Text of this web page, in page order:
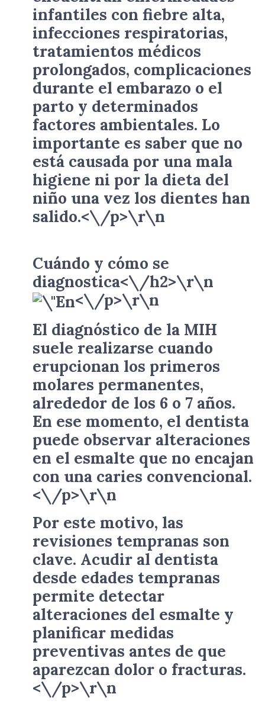
infantiles con fiebre alta,
infecciones respiratorias,
tratamientos médicos
prolongados, complicaciones
durante el embarazo o el
parto y determinados
factores ambientales. Lo
importante es saber que no
está causada por una mala
higiene ni por la dieta del
niño una vez los dientes han
salido.<\/p>\r\n
Cuándo y cómo se
diagnostica<\/h2>\r\n
<\/p>\r\n
El diagnóstico de la MIH
suele realizarse cuando
erupcionan los primeros
molares permanentes,
alrededor de los 6 o 7 años.
En ese momento, el dentista
puede observar alteraciones
en el esmalte que no encajan
con una caries convencional.
<\/p>\r\n
Por este motivo, las
revisiones tempranas son
clave. Acudir al dentista
desde edades tempranas
permite detectar
alteraciones del esmalte y
planificar medidas
preventivas antes de que
aparezcan dolor o fracturas.
<\/p>\r\n